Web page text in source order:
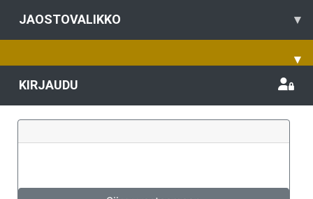
JAOSTOVALIKKO ▾
▾
KIRJAUDU